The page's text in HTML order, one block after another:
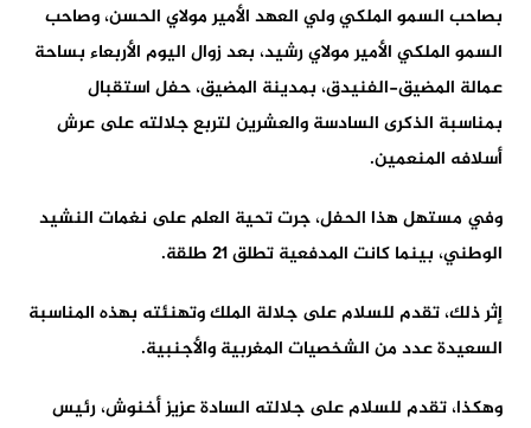
بصاحب السمو الملكي ولي العهد الأمير مولاي الحسن، وصاحب
السمو الملكي الأمير مولاي رشيد، بعد زوال اليوم الأربعاء بساحة
عمالة المضيق-الفنيدق، بمدينة المضيق، حفل استقبال
بمناسبة الذكرى السادسة والعشرين لتربع جلالته على عرش
أسلافه المنعمين.
وفي مستهل هذا الحفل، جرت تحية العلم على نغمات النشيد
الوطني، بينما كانت المدفعية تطلق 21 طلقة.
إثر ذلك، تقدم للسلام على جلالة الملك وتهنئته بهذه المناسبة
السعيدة عدد من الشخصيات المغربية والأجنبية.
وهكذا، تقدم للسلام على جلالته السادة عزيز أخنوش، رئيس